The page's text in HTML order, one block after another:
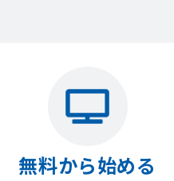
無料から始める